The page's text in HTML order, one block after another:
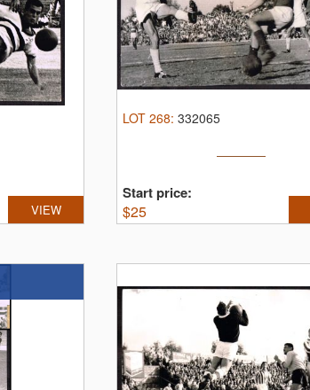
VIEW
LOT 268: 332065
Start price:
$25